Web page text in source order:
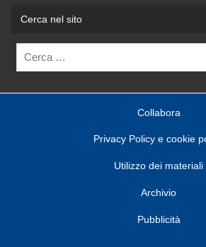
Cerca nel sito
Collabora
Privacy Policy e cookie
Utilizzo dei materiali
Archivio
Pubblicità